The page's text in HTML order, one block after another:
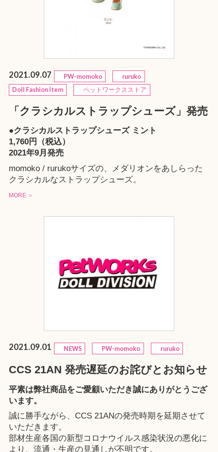
2021.09.07 PW-momoko
ruruko
Doll Fashion Item
ペットワークスストア
「クラシカルストラップシューズ」発売
●クラシカルストラップシューズ ミント
1,760円（税込）
2021年9月発売
momoko / rurukoサイズの、メダリオンをあしらった
クラシカルなストラップシューズ。
MORE ＞
2021.09.01 NEWS PW-momoko ruruko
CCS 21AN 発売遅延のお詫びとお知らせ
平素は弊社商品をご愛顧いただき誠にありがとうござ
います。
誠に勝手ながら、CCS 21ANの発売時期を延期させて
いただきます。
部材生産各国の新型コロナウイルス感染状況の悪化に
より、流通・生産の見通しが不明です。